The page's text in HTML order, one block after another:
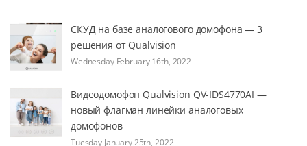
СКУД на базе аналогового домофона — 3
решения от Qualvision
Wednesday February 16th, 2022
Видеодомофон Qualvision QV-IDS4770AI —
новый флагман линейки аналоговых
домофонов
Tuesday January 25th, 2022